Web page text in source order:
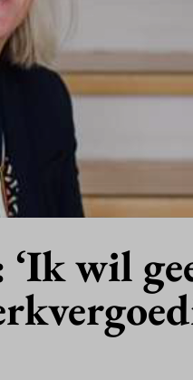
wil